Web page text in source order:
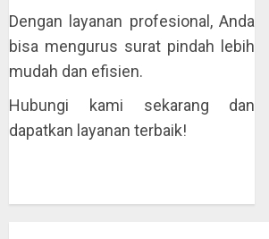
Dengan layanan profesional, Anda
bisa mengurus surat pindah lebih
mudah dan efisien.
Hubungi kami sekarang dan
dapatkan layanan terbaik!